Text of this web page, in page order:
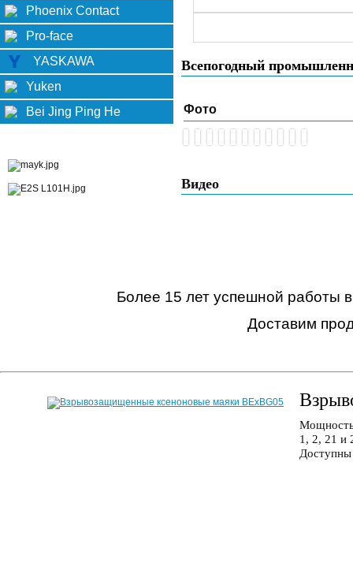
Phoenix Contact
Pro-face
YASKAWA
Yuken
Bei Jing Ping He
Всепогодный
Фото
Видео
Более 15 лет успешной работы
Доставим
1, 2, 21 и
Доступны